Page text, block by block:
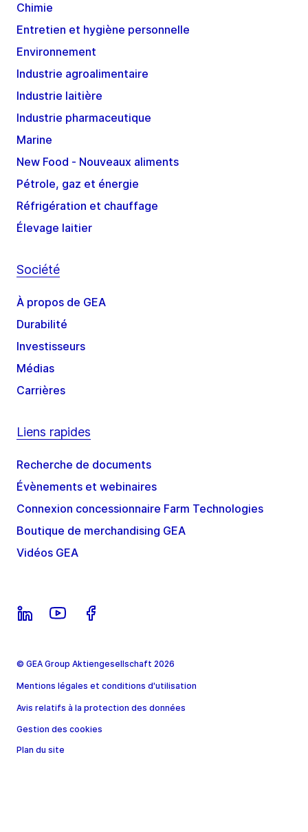
Chimie
Entretien et hygiène personnelle
Environnement
Industrie agroalimentaire
Industrie laitière
Industrie pharmaceutique
Marine
New Food - Nouveaux aliments
Pétrole, gaz et énergie
Réfrigération et chauffage
Élevage laitier
Société
À propos de GEA
Durabilité
Investisseurs
Médias
Carrières
Liens rapides
Recherche de documents
Évènements et webinaires
Connexion concessionnaire Farm Technologies
Boutique de merchandising GEA
Vidéos GEA
© GEA Group Aktiengesellschaft 2026
Mentions légales et conditions d'utilisation
Avis relatifs à la protection des données
Gestion des cookies
Plan du site